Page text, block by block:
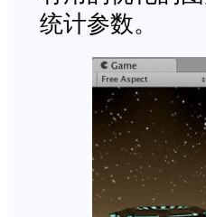
统计参数。